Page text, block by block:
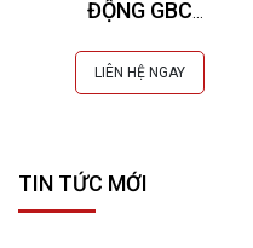
ĐỘNG GBC
207 mm)
LIÊN HỆ NGAY
TIN TỨC MỚI